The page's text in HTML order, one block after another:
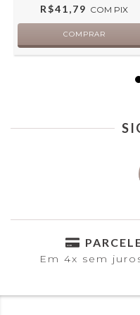
R$41,79 COM PIX
Em 4x sem